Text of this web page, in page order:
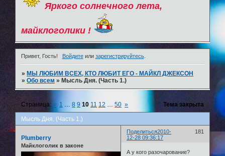
Яркого солнечного лета,
майклоголики !
Привет, Гость! Войдитеили зарегистрируйтесь.
»МЫ ЛЮБИМ ВСЕХ, КТО ЛЮБИТ ЕГО - МАЙКЛ ДЖЕКСОН
»Обо всем »Мысль Дня. (Часть 1.)
Мысль Дня. (Часть 1.)
Страница:« 1 8 9 10 11 12 50 » Тема закрыта
Поделиться 181
2010-
12-28 09:36:17
Plumberry
Майклоголик в законе
А у кого разочарование?